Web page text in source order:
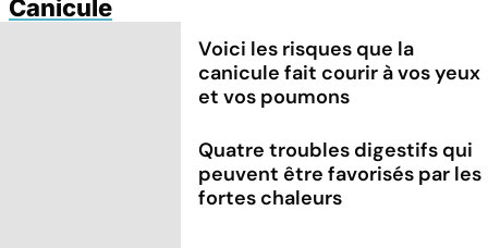
Canicule
Voici les risques que la
canicule fait courir à vos yeux
et vos poumons
Quatre troubles digestifs qui
peuvent être favorisés par les
fortes chaleurs